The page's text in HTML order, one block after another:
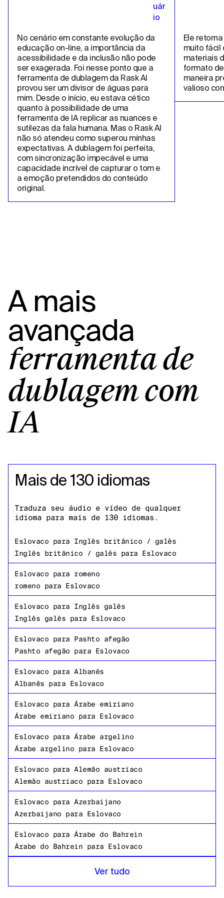
No cenário em constante evolução da
educação on-line, a importância da
acessibilidade e da inclusão não pode
ser exagerada. Foi nesse ponto que a
ferramenta de dublagem da Rask AI
provou ser um divisor de águas para
mim. Desde o início, eu estava cético
quanto à possibilidade de uma
ferramenta de IA replicar as nuances e
sutilezas da fala humana. Mas o Rask AI
não só atendeu como superou minhas
expectativas. A dublagem foi perfeita,
com sincronização impecável e uma
capacidade incrível de capturar o tom e
a emoção pretendidos do conteúdo
original.
Ele
muito fácil
materiais
formato
maneira
valioso
A mais
avançada
ferramenta de
dublagem com
IA
Mais de 130 idiomas
Traduza seu áudio e vídeo de qualquer
idioma para mais de 130 idiomas.
Eslovaco para Inglês britânico / galês
Inglês britânico / galês para Eslovaco
Eslovaco para romeno
romeno para Eslovaco
Eslovaco para Inglês galês
Inglês galês para Eslovaco
Eslovaco para Pashto afegão
Pashto afegão para Eslovaco
Eslovaco para Albanês
Albanês para Eslovaco
Eslovaco para Árabe emiriano
Árabe emiriano para Eslovaco
Eslovaco para Árabe argelino
Árabe argelino para Eslovaco
Eslovaco para Alemão austríaco
Alemão austríaco para Eslovaco
Eslovaco para Azerbaijano
Azerbaijano para Eslovaco
Eslovaco para Árabe do Bahrein
Árabe do Bahrein para Eslovaco
Bengali de Bangladesh
Ver tudo